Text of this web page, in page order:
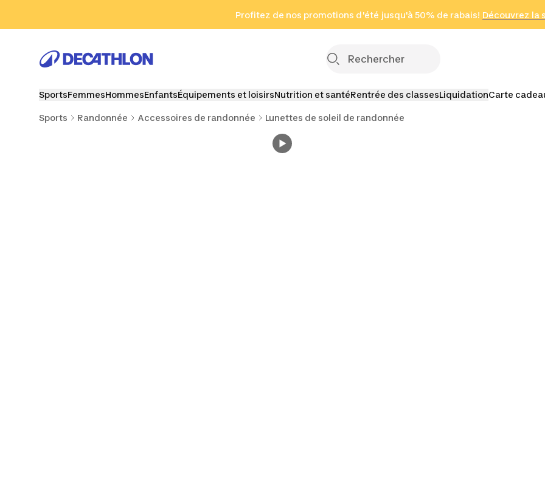
Aller au pied de page
Profitez de nos promotions d'été jusqu'à 50% de rabais! Découvrez la
Cliquez ici
en seulement 2
(Zones sélectionnées)
SportsFemmesHommesEnfantsÉquipements et loisirsNutrition et santéRentrée des classesLiquidationCarte
Sports Randonnée Accessoires de randonnée Lunettes de soleil de randonnée